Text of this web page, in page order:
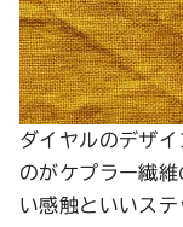
ダイヤルのデザ
のがケプラー繊
い感触といいス